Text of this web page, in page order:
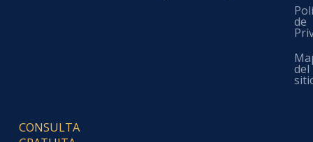
de
del
CONSULTA